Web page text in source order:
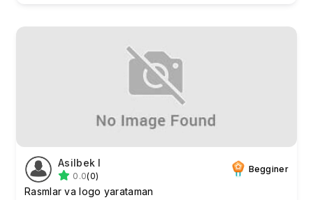
Asilbek I
0.0(0)
Begginer
Rasmlar va logo yarataman